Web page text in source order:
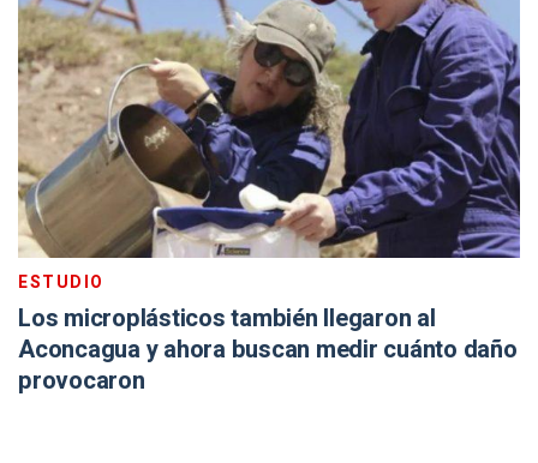
ESTUDIO
Los microplásticos también llegaron al
Aconcagua y ahora buscan medir cuánto daño
provocaron